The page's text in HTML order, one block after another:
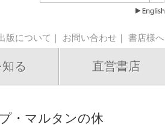
版について お問い合わせ 書店様へ
る 直営書店
・マルタンの休